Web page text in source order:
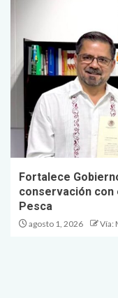
Fortalece
conservación con
Pesca
agosto 1, 2026 Vía: